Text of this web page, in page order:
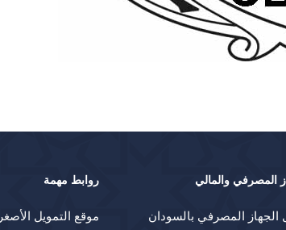
المصرفي والمالي
الجهاز المصرفي بالسودان
روابط مهمة
موقع التمويل الأصغر